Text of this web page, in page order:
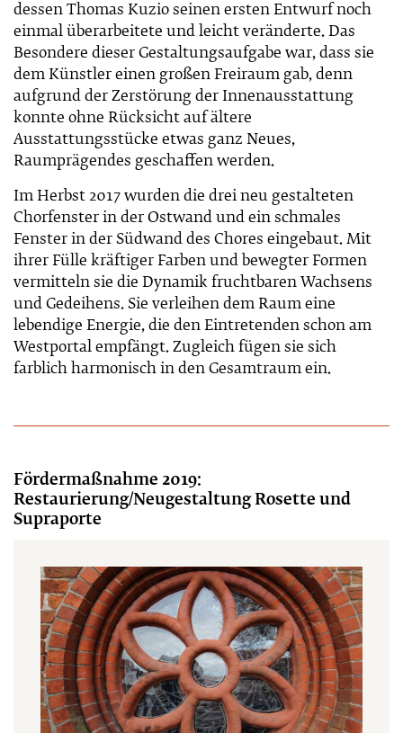
dessen Thomas Kuzio seinen ersten Entwurf noch
einmal überarbeitete und leicht veränderte. Das
Besondere dieser Gestaltungsaufgabe war, dass sie
dem Künstler einen großen Freiraum gab, denn
aufgrund der Zerstörung der Innenausstattung
konnte ohne Rücksicht auf ältere
Ausstattungsstücke etwas ganz Neues,
Raumprägendes geschaffen werden.
Im Herbst 2017 wurden die drei neu gestalteten
Chorfenster in der Ostwand und ein schmales
Fenster in der Südwand des Chores eingebaut. Mit
ihrer Fülle kräftiger Farben und bewegter Formen
vermitteln sie die Dynamik fruchtbaren Wachsens
und Gedeihens. Sie verleihen dem Raum eine
lebendige Energie, die den Eintretenden schon am
Westportal empfängt. Zugleich fügen sie sich
farblich harmonisch in den Gesamtraum ein.
Fördermaßnahme 2019:
Restaurierung/Neugestaltung Rosette und
Supraporte